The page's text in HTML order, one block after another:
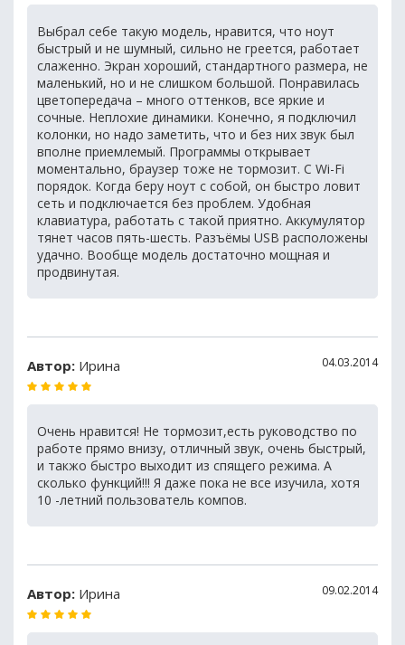
Выбрал себе такую модель, нравится, что ноут
быстрый и не шумный, сильно не греется, работает
слаженно. Экран хороший, стандартного размера, не
маленький, но и не слишком большой. Понравилась
цветопередача – много оттенков, все яркие и
сочные. Неплохие динамики. Конечно, я подключил
колонки, но надо заметить, что и без них звук был
вполне приемлемый. Программы открывает
моментально, браузер тоже не тормозит. С Wi-Fi
порядок. Когда беру ноут с собой, он быстро ловит
сеть и подключается без проблем. Удобная
клавиатура, работать с такой приятно. Аккумулятор
тянет часов пять-шесть. Разъёмы USB расположены
удачно. Вообще модель достаточно мощная и
продвинутая.
Автор: Ирина 04.03.2014
Очень нравится! Не тормозит,есть руководство по
работе прямо внизу, отличный звук, очень быстрый,
и такжо быстро выходит из спящего режима. А
сколько функций!!! Я даже пока не все изучила, хотя
10 -летний пользователь компов.
Автор: Ирина 09.02.2014